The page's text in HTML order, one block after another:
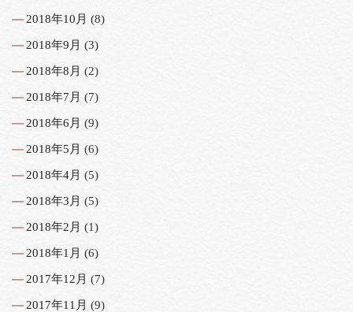
2018年10月 (8)
2018年9月 (3)
2018年8月 (2)
2018年7月 (7)
2018年6月 (9)
2018年5月 (6)
2018年4月 (5)
2018年3月 (5)
2018年2月 (1)
2018年1月 (6)
2017年12月 (7)
2017年11月 (9)